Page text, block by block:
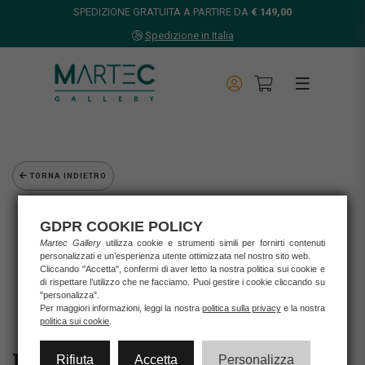
SPEDIZIONE GRATUITA A PARTIRE DA € 149,00
Spedizione in Italia
TORNA INDIETRO
Opere d'arte
Grafica d'autore
Nespolo Ugo
UGO NESPOLO - SCI
GDPR COOKIE POLICY
Martec Gallery utilizza cookie e strumenti simili per fornirti contenuti
personalizzati e un’esperienza utente ottimizzata nel nostro sito web.
Cliccando "Accetta", confermi di aver letto la nostra politica sui cookie e
di rispettare l’utilizzo che ne facciamo. Puoi gestire i cookie cliccando su
"personalizza".
Per maggiori informazioni, leggi la nostra politica sulla privacye la nostra
politica sui cookie
Rifiuta Accetta Personalizza